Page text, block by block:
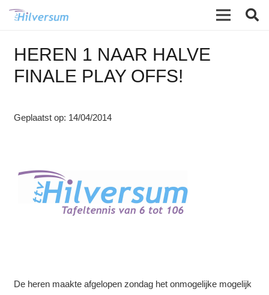
HEREN 1 NAAR HALVE
FINALE PLAY OFFS!
Geplaatst op: 14/04/2014
De heren maakte afgelopen zondag het onmogelijke mogelijk